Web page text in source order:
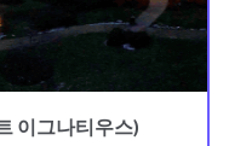
이그나티우스)